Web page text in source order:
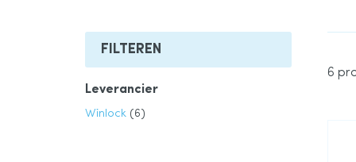
6
FILTEREN
Leverancier
Winlock 6
product